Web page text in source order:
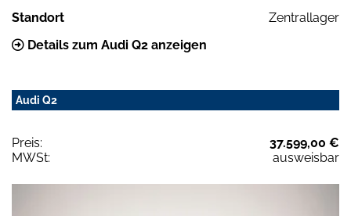
Standort
Zentrallager
Details zum Audi Q2 anzeigen
Audi Q2
Preis:
37.599,00 €
MWSt:
ausweisbar